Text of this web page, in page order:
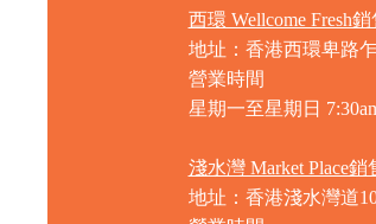
西環 Wellcome Fresh
地址：香港西環卑路
營業時間
星期一至星期日 7
淺水灣 Market Place銷
地址：香港淺水灣道